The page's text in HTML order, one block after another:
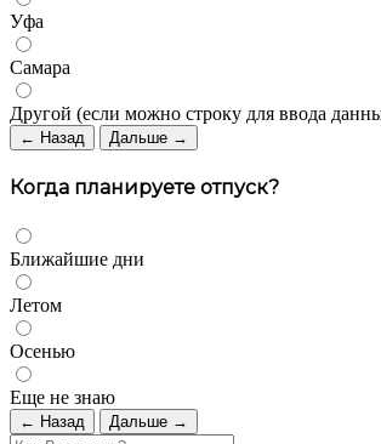
Уфа
Самара
Другой (если можно строку для ввода
← Назад Дальше →
Когда планируете отпуск?
Ближайшие дни
Летом
Осенью
Еще не знаю
← Назад Дальше →